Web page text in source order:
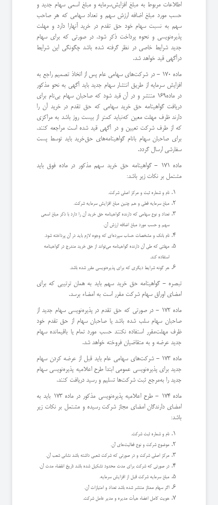
اطلاعات مربوط به مبلغ افزایش‌سرمایه و مبلغ اسمی سهام جدید و
حسب مورد مبلغ اضافه ارزش سهم و تعداد سهامی كه هر صاحب
سهم به نسبت سهام خود حق تقدم در خرید آنها‌را دارد و مهلت
پذیره‌نویسی و نحوه پرداخت ذكر شود. در صورتی كه برای سهام
جدید شرایط خاصی در نظر گرفته شده باشد چگونگی این شرایط
در‌آگهی قید خواهد شد.
ماده 170 - در شركت‌های سهامی عام پس از اتخاذ تصمیم راجع به
افزایش سرمایه از طریق انتشار سهام جدید باید آگهی به نحو مذكور
در ماده169 منتشر و در آن قید شود كه صاحبان سهام بی‌نام برای
دریافت گواهینامه حق خرید سهامی كه حق تقدم در خرید آن را
دارند ظرف مهلت معین كه‌نباید كمتر از بیست روز باشد به مراكزی
كه از طرف شركت تعیین و در آگهی قید شده است مراجعه كنند.
برای صاحبان سهام بانام گواهینامه‌های حق‌خرید باید توسط پست
سفارشی ارسال گردد.
ماده 171 - گواهینامه حق خرید سهم مذكور در ماده فوق باید
مشتمل بر نكات زیر باشد:
نام و شماره ثبت و مركز اصلی شركت.
مبلغ سرمایه فعلی و هم چنین مبلغ افزایش سرمایه شركت.
تعداد و نوع سهامی كه دارنده گواهینامه حق خرید آن را دارد با ذكر مبلغ اسمی
سهم و حسب مورد مبلغ اضافه ارزش آن.
نام بانك و مشخصات حساب سپرده‌ای كه وجوه لازم باید در آن پرداخته شود.
مهلتی كه طی آن دارنده گواهینامه می‌تواند از حق خرید مندرج در گواهینامه
استفاده كند.
هر گونه شرایط دیگری كه برای پذیره‌نویسی مقرر شده باشد.
‌تبصره - گواهینامه حق خرید سهم باید به همان ترتیبی كه برای
امضای اوراق سهام شركت مقرر است به امضاء برسد.
ماده 172 - در صورتی كه حق تقدم در پذیره‌نویسی سهام جدید از
صاحبان سهام سلب شده باشد یا صاحبان سهام از حق تقدم خود
ظرف مهلت‌مقرر استفاده نكنند حسب مورد تمام یا باقیمانده سهام
جدید عرضه و به متقاضیان فروخته خواهد شد.
ماده 173 - شركت‌های سهامی عام باید قبل از عرضه كردن سهام
جدید برای پذیره‌نویسی عمومی ابتدا طرح اعلامیه پذیره‌نویسی سهام
جدید را به‌مرجع ثبت شركت‌ها تسلیم و رسید دریافت كنند.
ماده 174 - طرح اعلامیه پذیره‌نویسی مذكور در ماده 173 باید به
امضای دارندگان امضای مجاز شركت رسیده و مشتمل بر نكات زیر
باشد:
نام و شماره ثبت شركت.
موضوع شركت و نوع فعالیت‌های آن.
مركز اصلی شركت و در صورتی كه شركت شعبی داشته باشد نشانی شعب آن.
در صورتی كه شركت برای مدت محدود تشكیل شده باشد تاریخ انقضاء مدت آن.
مبلغ سرمایه شركت قبل از افزایش سرمایه.
اگر سهام ممتاز منتشر شده باشد تعداد و امتیازات آن.
هویت كامل اعضاء هیأت مدیره و مدیر عامل شركت.